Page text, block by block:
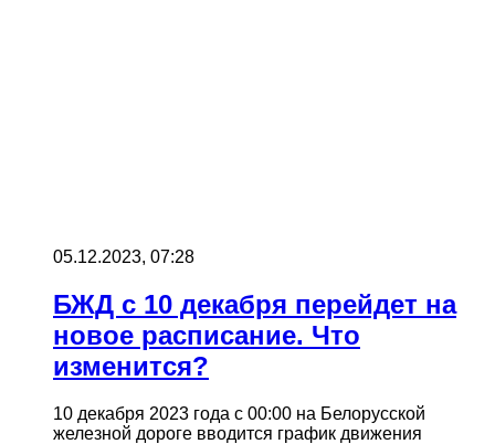
05.12.2023, 07:28
БЖД с 10 декабря перейдет на
новое расписание. Что
изменится?
10 декабря 2023 года с 00:00 на Белорусской
железной дороге вводится график движения